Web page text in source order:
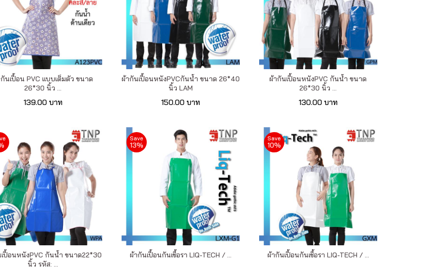
นเปื้อน PVC แบบเต็มตัว ขนาด
26*30 นิ้ว ...
139.00 บาท
ผ้ากันเปื้อนหนังPVCกันน้ำ ขนาด 26*40
นิ้ว LAM
150.00 บาท
ผ้ากันเปื้อนหนังPVC กันน้ำ ขนาด
26*30 นิ้ว ...
130.00 บาท
ปื้อนหนังPVC กันน้ำ ขนาด22*30
นิ้ว รหัส: ...
Save
13%
ผ้ากันเปื้อนกันเชื้อรา LIQ-TECH / ...
Save
10%
ผ้ากันเปื้อนกันเชื้อรา LIQ-TECH / ...